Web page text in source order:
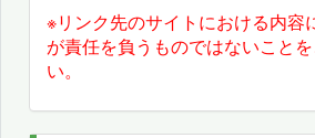
※リンク先のサイトにおける内容
が責任を負うものではないこと
い。